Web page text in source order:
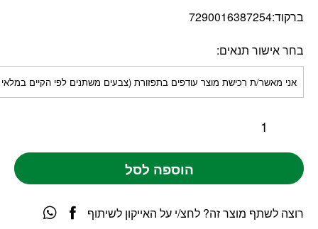
ברקוד:7290016387254
בחר אישור תנאים
אני מאשר/ת רכישת מוצר עודפים בתפזורת (צבעים משתנים לפי הקיים
הוספה לסל
רוצה לשתף מוצר זה? לחצ/י על האייקון לשיתוף